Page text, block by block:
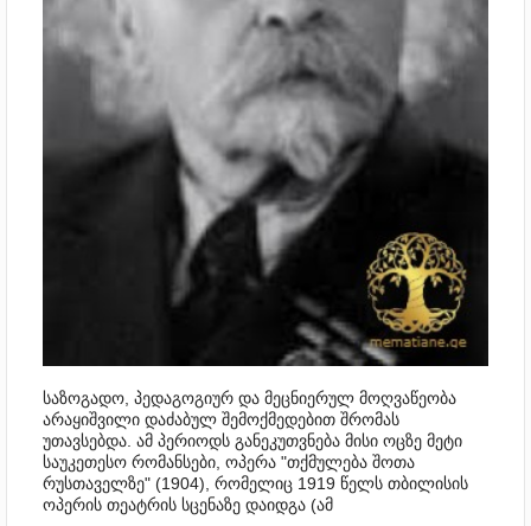
საზოგადო, პედაგოგიურ და მეცნიერულ მოღვაწეობა
არაყიშვილი დაძაბულ შემოქმედებით შრომას
უთავსებდა. ამ პერიოდს განეკუთვნება მისი ოცზე მეტი
საუკეთესო რომანსები, ოპერა "თქმულება შოთა
რუსთაველზე" (1904), რომელიც 1919 წელს თბილისის
ოპერის თეატრის სცენაზე დაიდგა (ამ